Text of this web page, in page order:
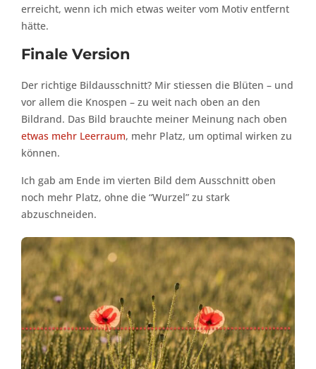
erreicht, wenn ich mich etwas weiter vom Motiv entfernt
hätte.
Finale Version
Der richtige Bildausschnitt? Mir stiessen die Blüten – und
vor allem die Knospen – zu weit nach oben an den
Bildrand. Das Bild brauchte meiner Meinung nach oben
etwas mehr Leerraum, mehr Platz, um optimal wirken zu
können.
Ich gab am Ende im vierten Bild dem Ausschnitt oben
noch mehr Platz, ohne die “Wurzel” zu stark
abzuschneiden.